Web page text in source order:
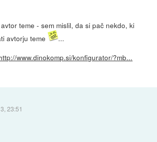
teme - sem mislil, da si pač nekdo, ki
avtorju teme
...
www.dinokomp.si/konfigurator/?mb...
23:51